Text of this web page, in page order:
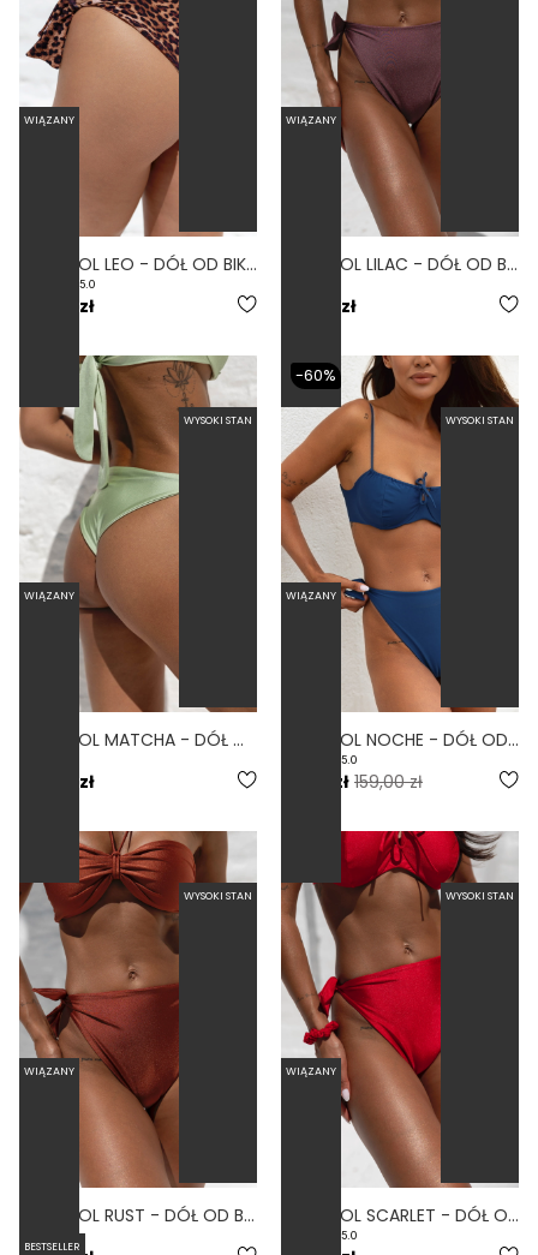
CONTROL LEO - DÓŁ OD BIKINI WYSOKI STAN WIĄZANY WYCIĘTY PRINT PANTERKA
5.0
169,00 zł
CONTROL LILAC - DÓŁ OD BIKINI WYSOKI STAN WIĄZANY WYCIĘTY FIOLETOWY
159,00 zł
WIĄZANY
WYSOKI STAN
CONTROL MATCHA - DÓŁ OD BIKINI WYSOKI STAN WIĄZANY WYCIĘTY PISTACJOWY
159,00 zł
WIĄZANY
WYSOKI STAN
-60%
CONTROL NOCHE - DÓŁ OD BIKINI WYSOKI STAN WIĄZANY WYCIĘTY NIEBIESKI
5.0
63,60 zł 159,00 zł
WIĄZANY
WYSOKI STAN
CONTROL RUST - DÓŁ OD BIKINI WYSOKI STAN WIĄZANY WYCIĘTY RDZAWY
WIĄZANY
WYSOKI STAN
CONTROL SCARLET - DÓŁ OD BIKINI WYSOKI STAN WIĄZANY WYCIĘTY CZERWONY
5.0
WIĄZANY WIĄZANY
BESTSELLER